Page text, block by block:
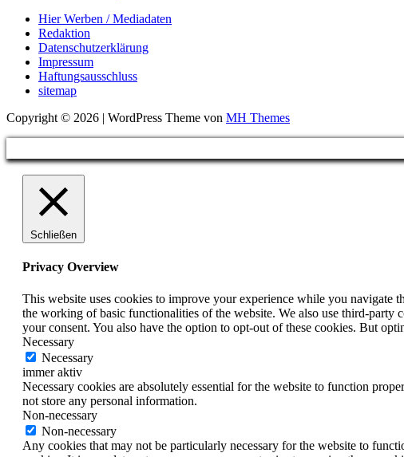
Hier Werben / Mediadaten
Redaktion
Datenschutzerklärung
Impressum
Haftungsausschluss
sitemap
Copyright © 2026 | WordPress Theme von MH Themes
Schließen
Privacy Overview
This website uses cookies to improve your experience while you navigate
the working of basic functionalities of the website. We also use third-
your consent. You also have the option to opt-out of these cookies. But
Necessary
Necessary
immer aktiv
Necessary cookies are absolutely essential for the website to function
not store any personal information.
Non-necessary
Non-necessary
Any cookies that may not be particularly necessary for the website to